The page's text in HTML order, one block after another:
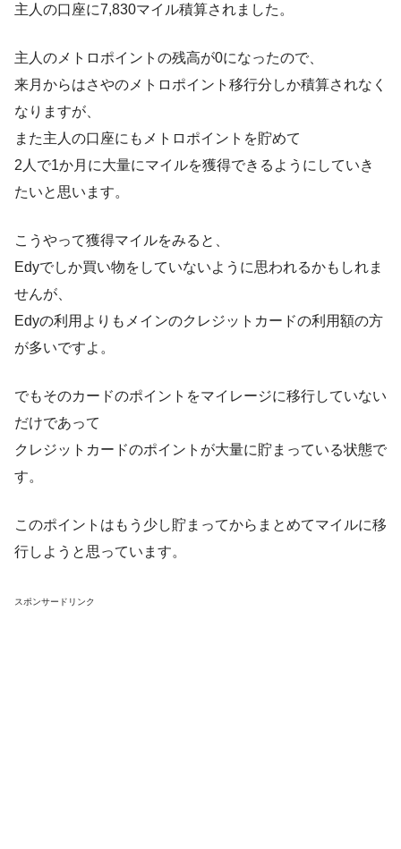
主人の口座に7,830マイル積算されました。
主人のメトロポイントの残高が0になったので、
来月からはさやのメトロポイント移行分しか積算されなく
なりますが、
また主人の口座にもメトロポイントを貯めて
2人で1か月に大量にマイルを獲得できるようにしていき
たいと思います。
こうやって獲得マイルをみると、
Edyでしか買い物をしていないように思われるかもしれま
せんが、
Edyの利用よりもメインのクレジットカードの利用額の方
が多いですよ。
でもそのカードのポイントをマイレージに移行していない
だけであって
クレジットカードのポイントが大量に貯まっている状態で
す。
このポイントはもう少し貯まってからまとめてマイルに移
行しようと思っています。
スポンサードリンク